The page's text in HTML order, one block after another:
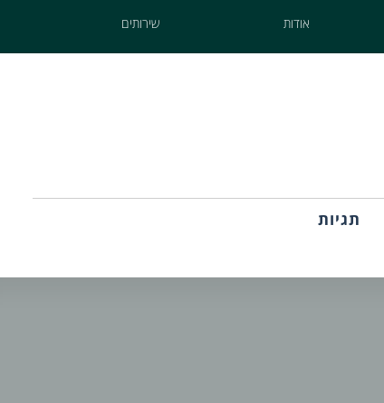
אודות שירותים
תגיות